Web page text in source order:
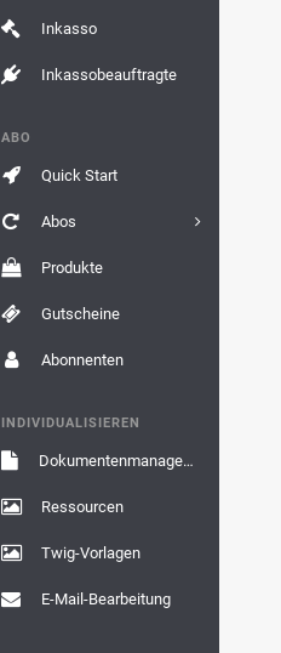
Inkasso
Inkassobeauftragte
ABO
Quick Start
Abos
Produkte
Gutscheine
Abonnenten
INDIVIDUALISIEREN
Dokumentenmanagement
Ressourcen
Twig-Vorlagen
E-Mail-Bearbeitung